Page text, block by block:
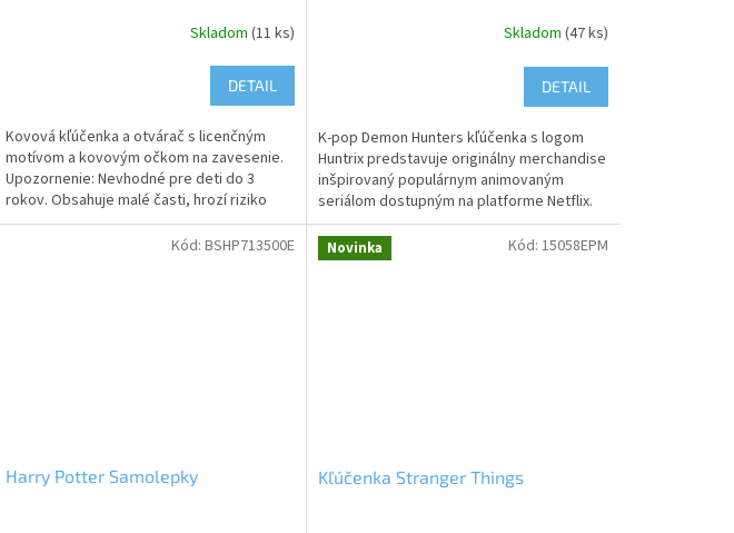
Skladom (11 ks)
DETAIL
Kovová kľúčenka a otvárač s licenčným
motívom a kovovým očkom na zavesenie.
Upozornenie: Nevhodné pre deti do 3
rokov. Obsahuje malé časti, hrozí riziko
udusenia.
Skladom (47 ks)
DETAIL
K-pop Demon Hunters kľúčenka s logom
Huntrix predstavuje originálny merchandise
inšpirovaný populárnym animovaným
seriálom dostupným na platforme Netflix.
Kľúčenka je vyrobená z...
Harry Potter Samolepky
Kód: BSHP713500E Novinka
Kľúčenka Stranger Things
Kód: 15058EPM